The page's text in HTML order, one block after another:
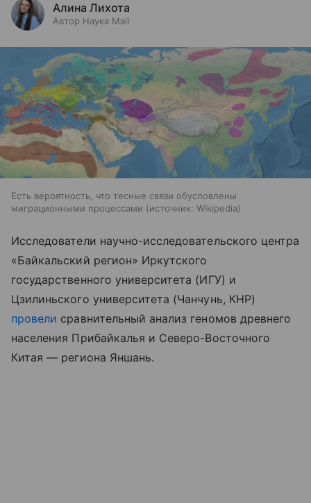
Алина Лихота
Автор Наука Mail
Есть вероятность, что тесные связи обусловлены
миграционными процессами
источник: Wikipedia
Исследователи научно-исследовательского центра
«Байкальский регион» Иркутского
государственного университета (ИГУ) и
Цзилиньского университета (Чанчунь, КНР)
провели сравнительный анализ геномов древнего
населения Прибайкалья и Северо-Восточного
Китая — региона Яншань.